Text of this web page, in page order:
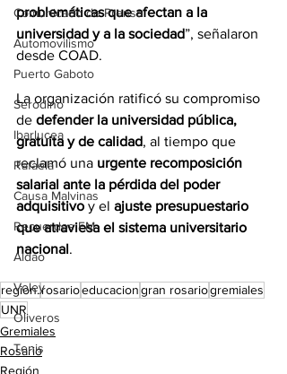
Comunicado de Prensa
Automovilismo
Puerto Gaboto
Serodino
Ibarlucea
Rafaela
Causa Malvinas
Recuerdos FM
Aldao
Voley
Oliveros
Tenis
problemáticas que afectan a la
universidad y a la sociedad”, señalaron
desde COAD.
La organización ratificó su compromiso
de defender la universidad pública,
gratuita y de calidad, al tiempo que
reclamó una urgente recomposición
salarial ante la pérdida del poder
adquisitivo y el ajuste presupuestario
que atraviesa el sistema universitario
nacional.
region.rosarioeducaciongran rosariogremiales
UNR
Gremiales
Rosario
Región